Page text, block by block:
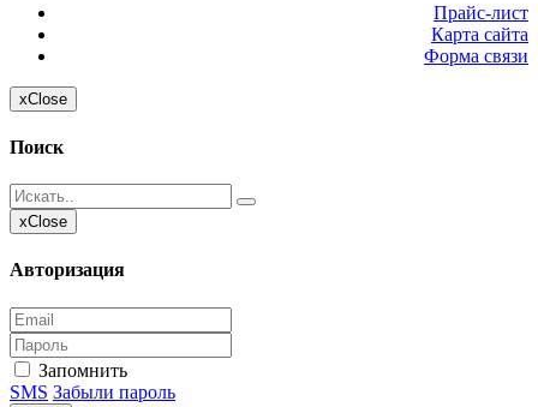
Прайс-лист
Карта сайта
Форма связи
xClose
Поиск
xClose
Авторизация
Запомнить
SMS Забыли пароль